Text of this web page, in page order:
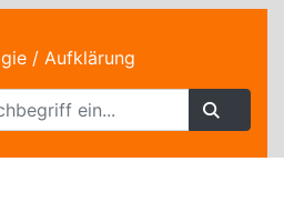
/ Aufklärung